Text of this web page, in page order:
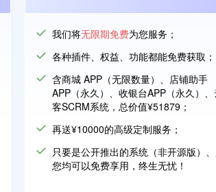
我们将无限期免费为您服务；
各种插件、权益、功能都能免费获取；
含商城 APP（无限数量）、店铺助手
APP（永久）、收银台APP（永久）
客SCRM系统，总价值¥51879；
再送¥10000的高级定制服务；
只要是公开推出的系统（非开源版）
您均可以免费享用，终生无忧！